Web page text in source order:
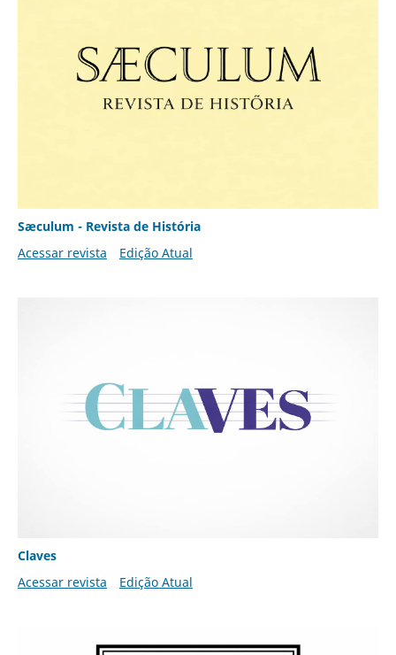
Sæculum - Revista de História
Acessar revista
Edição Atual
Claves
Acessar revista
Edição Atual